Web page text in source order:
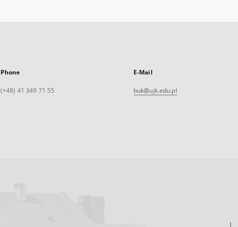
Phone
(+48) 41 349 71 55
E-Mail
buk@ujk.edu.pl